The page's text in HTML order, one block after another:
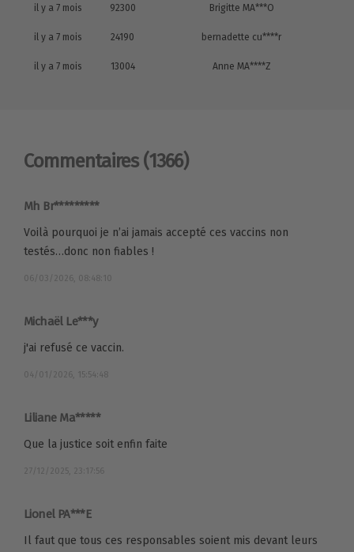
il y a 7 mois 92300 Brigitte MA***O
il y a 7 mois 24190 bernadette cu****r
il y a 7 mois 13004 Anne MA****Z
Commentaires (1366)
Mh Br*********
Voilà pourquoi je n’ai jamais accepté ces vaccins non
testés…donc non fiables !
06/03/2026, 08:48:10
Michaël Le***y
j'ai refusé ce vaccin.
04/01/2026, 15:54:48
Liliane Ma*****
Que la justice soit enfin faite
27/12/2025, 23:17:56
Lionel PA***E
Il faut que tous ces responsables soient mis devant leurs